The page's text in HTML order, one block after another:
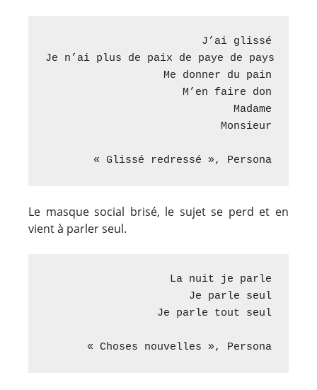
J’ai glissé
Je n’ai plus de paix de paye de pays
Me donner du pain
M’en faire don
Madame
Monsieur
« Glissé redressé », Persona
Le masque social brisé, le sujet se perd et en
vient à parler seul.
La nuit je parle
Je parle seul
Je parle tout seul
« Choses nouvelles », Persona